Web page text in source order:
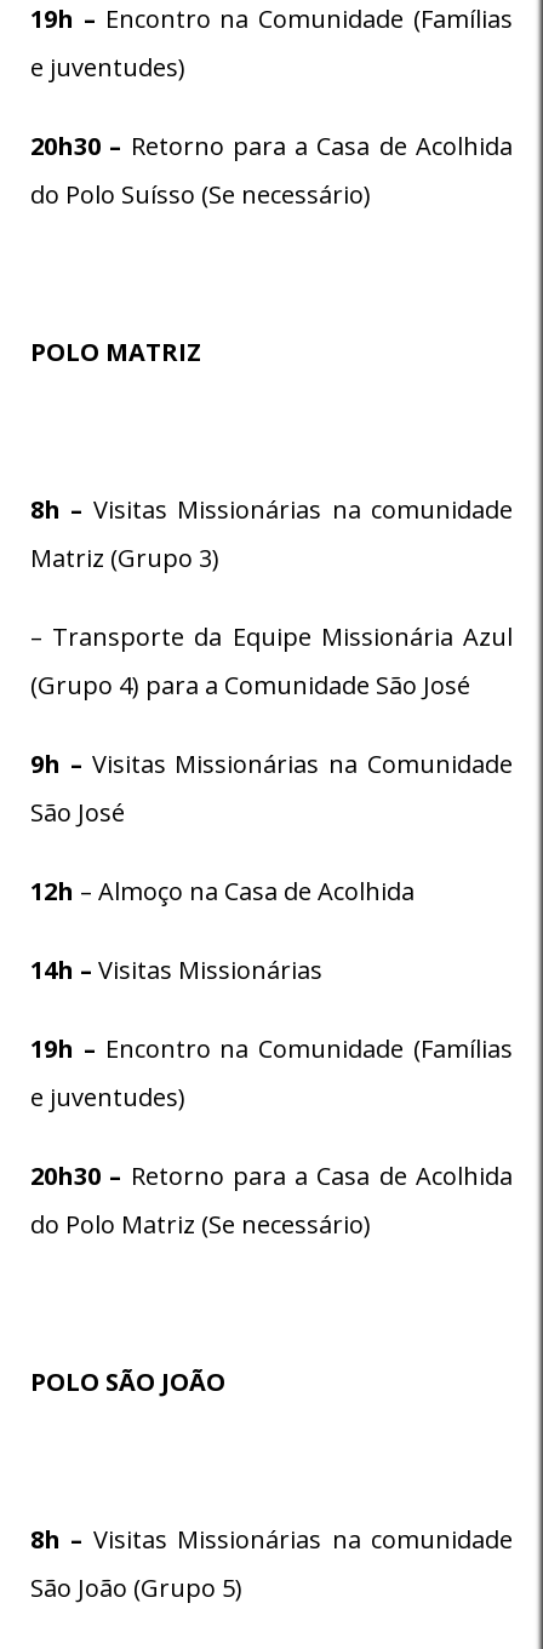
19h – Encontro na Comunidade (Famílias
e juventudes)
20h30 – Retorno para a Casa de Acolhida
do Polo Suísso (Se necessário)
POLO MATRIZ
8h – Visitas Missionárias na comunidade
Matriz (Grupo 3)
– Transporte da Equipe Missionária Azul
(Grupo 4) para a Comunidade São José
9h – Visitas Missionárias na Comunidade
São José
12h – Almoço na Casa de Acolhida
14h – Visitas Missionárias
19h – Encontro na Comunidade (Famílias
e juventudes)
20h30 – Retorno para a Casa de Acolhida
do Polo Matriz (Se necessário)
POLO SÃO JOÃO
8h – Visitas Missionárias na comunidade
São João (Grupo 5)